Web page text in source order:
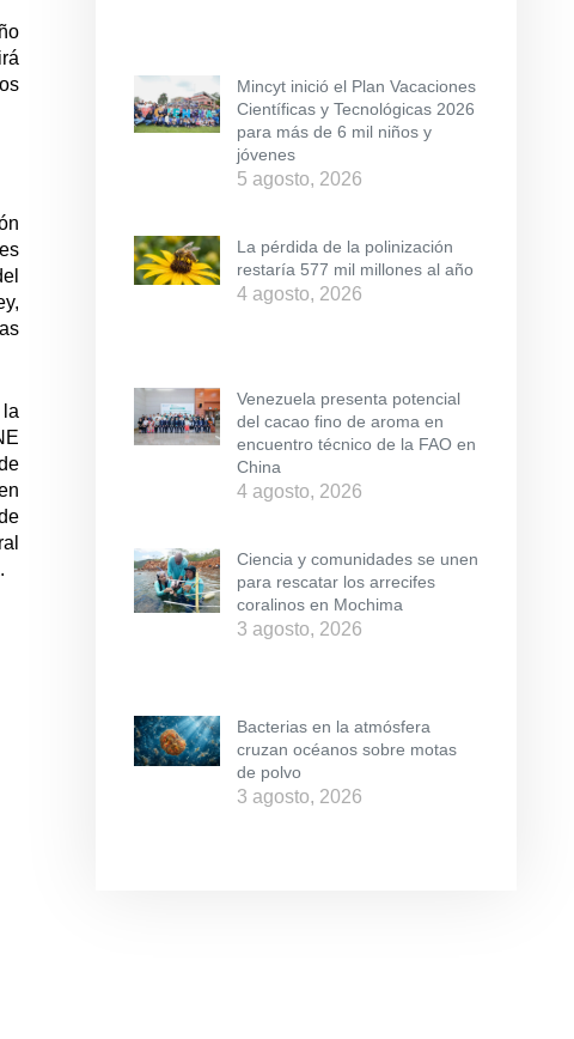
Mincyt inició el Plan Vacaciones
Científicas y Tecnológicas 2026
para más de 6 mil niños y
jóvenes
5 agosto, 2026
La pérdida de la polinización
restaría 577 mil millones al año
4 agosto, 2026
Venezuela presenta potencial
del cacao fino de aroma en
encuentro técnico de la FAO en
China
4 agosto, 2026
Ciencia y comunidades se unen
para rescatar los arrecifes
coralinos en Mochima
3 agosto, 2026
Bacterias en la atmósfera
cruzan océanos sobre motas
de polvo
3 agosto, 2026